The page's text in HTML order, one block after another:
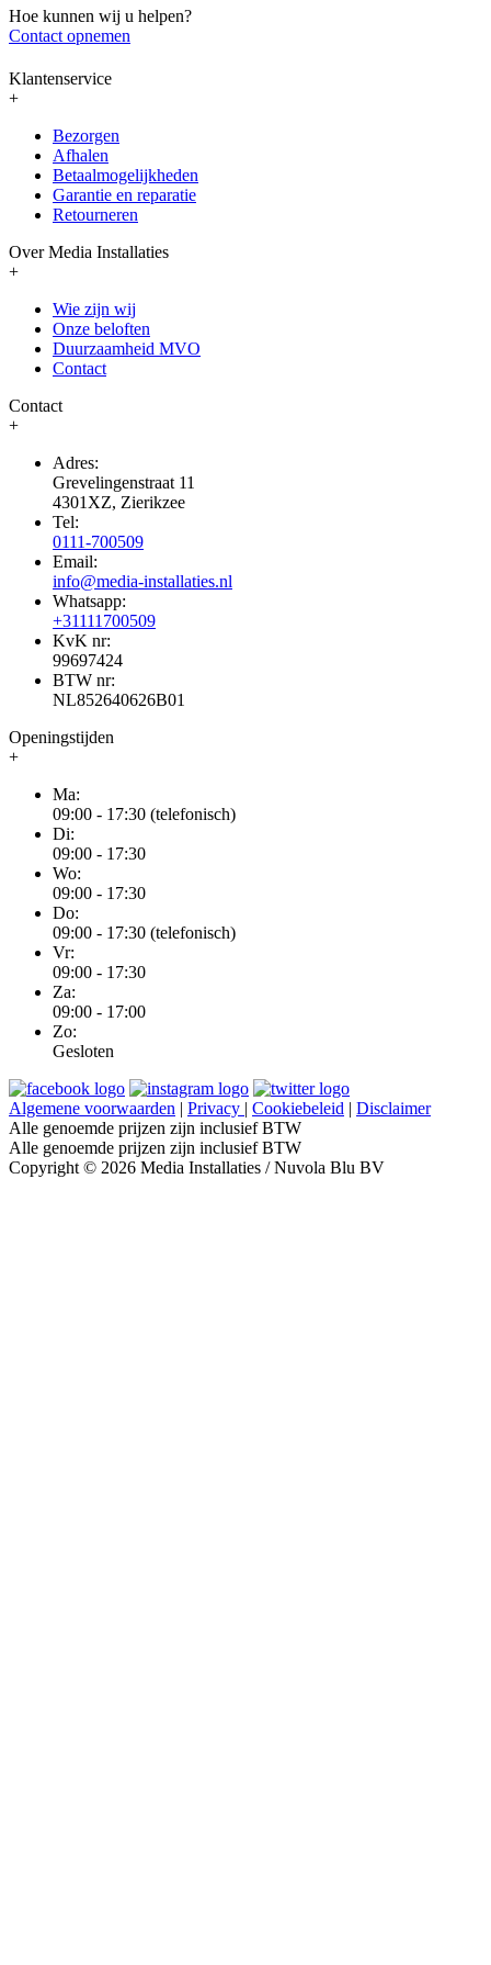
Hoe kunnen wij u helpen?
Contact opnemen
Klantenservice
+
Bezorgen
Afhalen
Betaalmogelijkheden
Garantie en reparatie
Retourneren
Over Media Installaties
+
Wie zijn wij
Onze beloften
Duurzaamheid MVO
Contact
Contact
+
Adres:
Grevelingenstraat 11
4301XZ, Zierikzee
Tel:
0111-700509
Email:
info@media-installaties.nl
Whatsapp:
+31111700509
KvK nr:
99697424
BTW nr:
NL852640626B01
Openingstijden
+
Ma:
09:00 - 17:30 (telefonisch)
Di:
09:00 - 17:30
Wo:
09:00 - 17:30
Do:
09:00 - 17:30 (telefonisch)
Vr:
09:00 - 17:30
Za:
09:00 - 17:00
Zo:
Gesloten
Algemene voorwaarden | Privacy | Cookiebeleid | Disclaimer
Alle genoemde prijzen zijn inclusief BTW
Alle genoemde prijzen zijn inclusief BTW
Copyright © 2026 Media Installaties / Nuvola Blu BV